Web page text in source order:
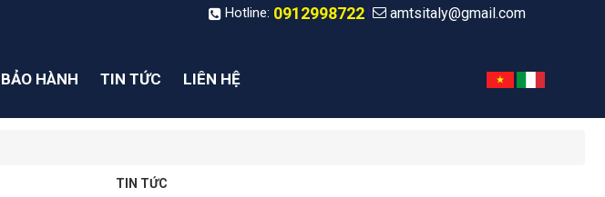
Hotline: 0912998722 amtsitaly@gmail.com
BẢO HÀNH TIN TỨC LIÊN HỆ
TIN TỨC